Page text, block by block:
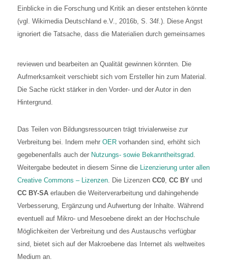
Einblicke in die Forschung und Kritik an dieser entstehen könnte
(vgl. Wikimedia Deutschland e.V., 2016b, S. 34f.). Diese Angst
ignoriert die Tatsache, dass die Materialien durch gemeinsames
reviewen und bearbeiten an Qualität gewinnen könnten. Die
Aufmerksamkeit verschiebt sich vom Ersteller hin zum Material.
Die Sache rückt stärker in den Vorder- und der Autor in den
Hintergrund.
Das Teilen von Bildungsressourcen trägt trivialerweise zur
Verbreitung bei. Indem mehrOER vorhanden sind, erhöht sich
gegebenenfalls auch der Nutzungs- sowie Bekanntheitsgrad.
Weitergabe bedeutet in diesem Sinne die Lizenzierung unter allen
Creative Commons – Lizenzen. Die LizenzenCC0,CC BY und
CC BY-SA erlauben die Weiterverarbeitung und dahingehende
Verbesserung, Ergänzung und Aufwertung der Inhalte. Während
eventuell auf Mikro- und Mesoebene direkt an der Hochschule
Möglichkeiten der Verbreitung und des Austauschs verfügbar
sind, bietet sich auf der Makroebene das Internet als weltweites
Medium an.